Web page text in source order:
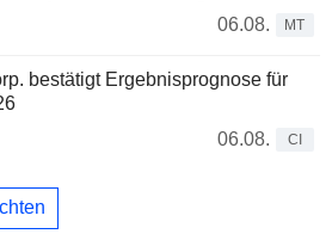
06.08.
MT
bestätigt Ergebnisprognose für
06.08.
CI